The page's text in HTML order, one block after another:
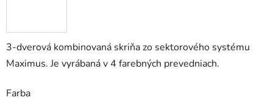
3-dverová kombinovaná skriňa zo sektorového systému
Maximus. Je vyrábaná v 4 farebných prevedniach.
Farba